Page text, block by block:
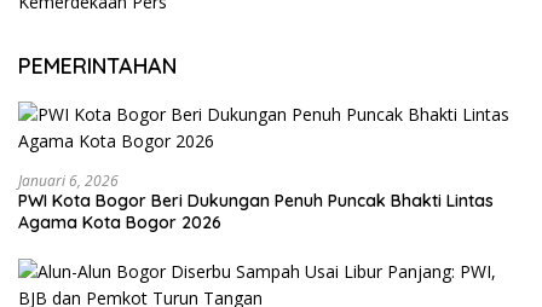
PEMERINTAHAN
Januari 6, 2026
PWI Kota Bogor Beri Dukungan Penuh Puncak Bhakti Lintas
Agama Kota Bogor 2026